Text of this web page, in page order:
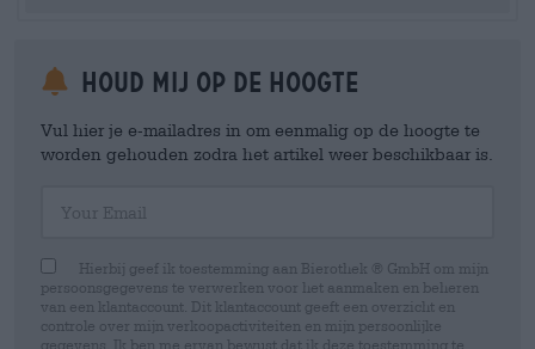
Houd mij op de hoogte
Vul hier je e-mailadres in om eenmalig op de hoogte te
worden gehouden zodra het artikel weer beschikbaar is.
Hierbij geef ik toestemming aan Bierothek ® GmbH om mijn
persoonsgegevens te verwerken voor het aanmaken en beheren
van een klantaccount. Dit klantaccount geeft een overzicht en
controle over mijn verkoopactiviteiten en mijn persoonlijke
gegevens. Ik ben me ervan bewust dat ik deze toestemming te